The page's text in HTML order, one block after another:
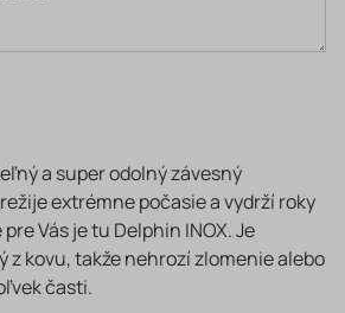
a super odolný závesný
extrémne počasie a vydrží roky
Vás je tu Delphin INOX. Je
z kovu, takže nehrozí zlomenie alebo
časti.